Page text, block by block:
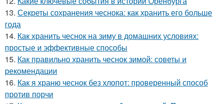
13. Секреты сохранения чеснока: как хранить его больше
года
14. Как хранить чеснок на зиму в домашних условиях:
простые и эффективные способы
15. Как правильно хранить чеснок зимой: советы и
рекомендации
16. Как я храню чеснок без хлопот: проверенный способ
против порчи